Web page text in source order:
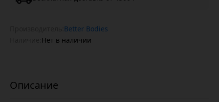
Better Bodies
Нет в наличии